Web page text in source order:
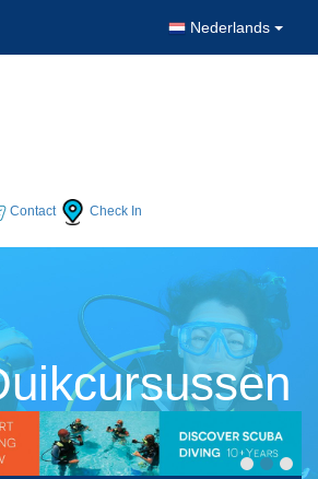
Nederlands
Contact Check In